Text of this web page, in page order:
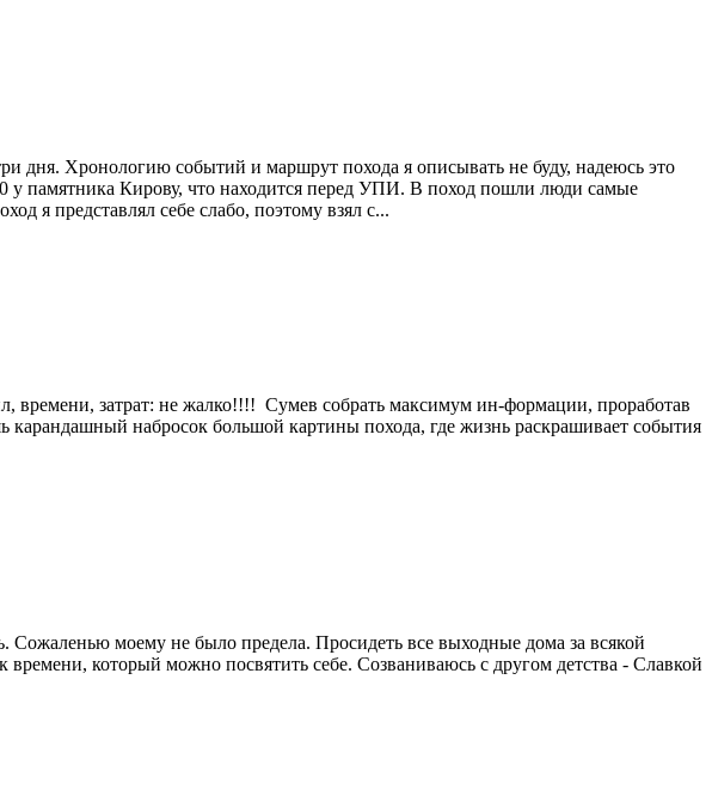
дня. Хронологию событий и маршрут похода я описывать не буду, надеюсь это
у памятника Кирову, что находится перед УПИ. В поход пошли люди самые
я представлял себе слабо, поэтому взял с...
времени, затрат: не жалко!!!! Сумев собрать максимум ин-формации, проработав
карандашный набросок большой картины похода, где жизнь раскрашивает события
Сожаленью моему не было предела. Просидеть все выходные дома за всякой
времени, который можно посвятить себе. Созваниваюсь с другом детства - Славкой